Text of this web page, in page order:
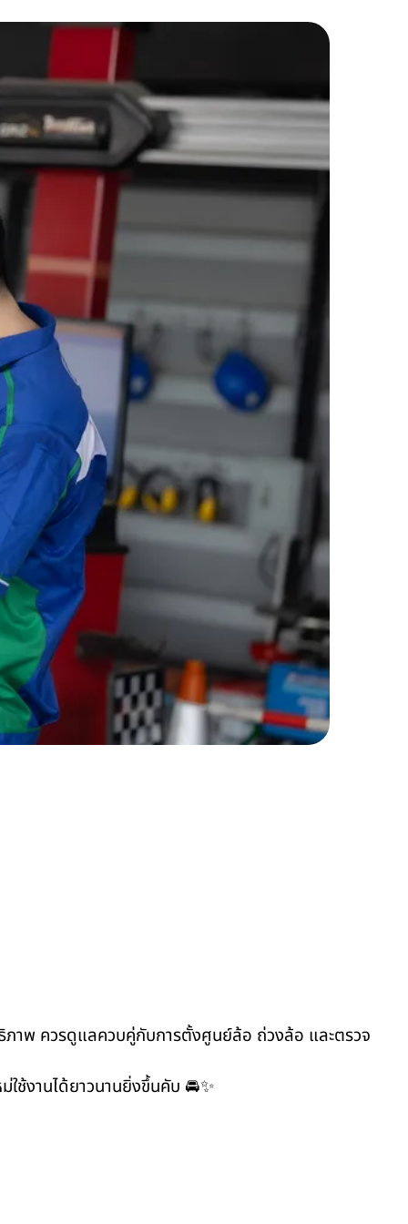
ภาพ ควรดูแลควบคู่กับการตั้งศูนย์ล้อ ถ่วงล้อ และตรวจ
ช้งานได้ยาวนานยิ่งขึ้นคับ 🚘✨